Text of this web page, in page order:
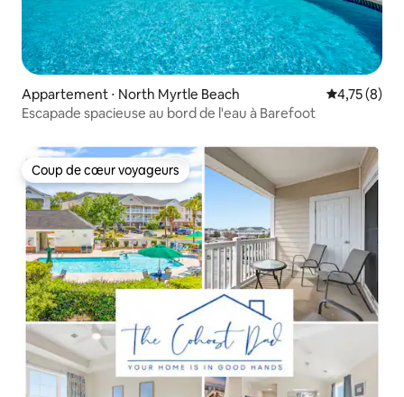
Appartement ⋅ North Myrtle Beach Évaluation
4,75 (8)
Escapade spacieuse au bord de l'eau à Barefoot
Coup de cœur voyageurs
Coup de cœur voyageurs